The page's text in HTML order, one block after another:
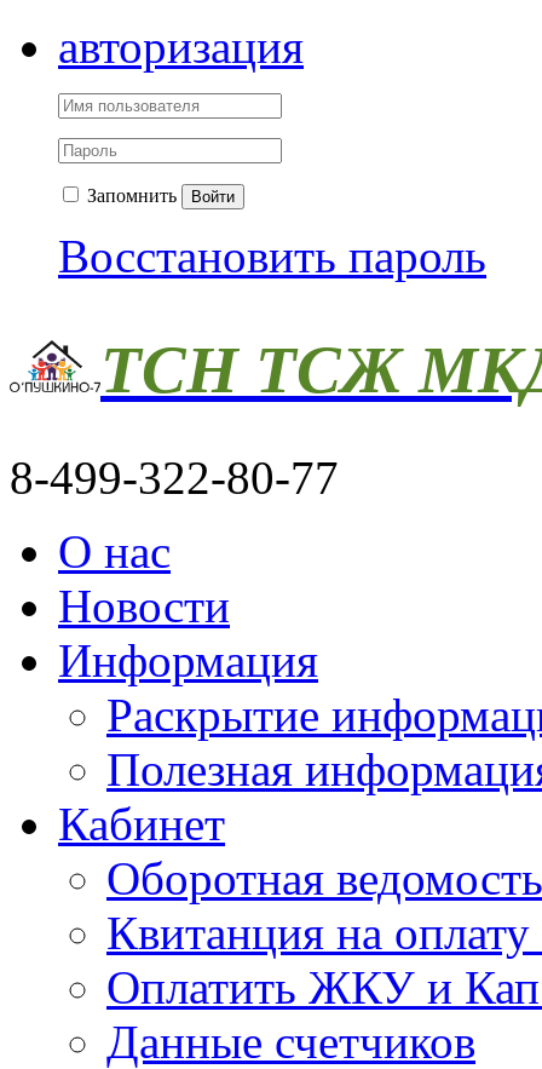
авторизация
Запомнить Войти
Восстановить пароль
ТСН ТСЖ
8-499-322-80-77
О нас
Новости
Информация
Раскрытие
Полезная
Кабинет
Оборотная ведомость
Квитанция на
Оплатить ЖКУ и
Данные счетчиков